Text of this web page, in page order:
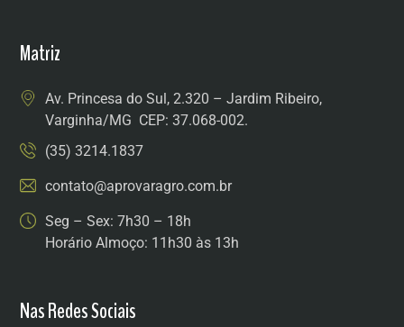
Matriz
Av. Princesa do Sul, 2.320 – Jardim Ribeiro,
Varginha/MG CEP: 37.068-002.
(35) 3214.1837
contato@aprovaragro.com.br
Seg – Sex: 7h30 – 18h
Horário Almoço: 11h30 às 13h
Nas Redes Sociais